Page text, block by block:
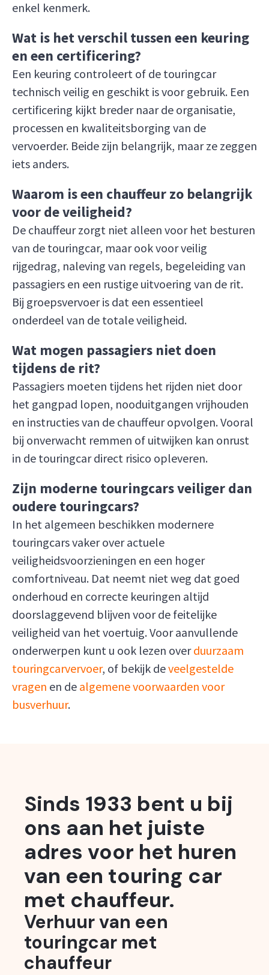
enkel kenmerk.
Wat is het verschil tussen een keuring
en een certificering?
Een keuring controleert of de touringcar
technisch veilig en geschikt is voor gebruik. Een
certificering kijkt breder naar de organisatie,
processen en kwaliteitsborging van de
vervoerder. Beide zijn belangrijk, maar ze zeggen
iets anders.
Waarom is een chauffeur zo belangrijk
voor de veiligheid?
De chauffeur zorgt niet alleen voor het besturen
van de touringcar, maar ook voor veilig
rijgedrag, naleving van regels, begeleiding van
passagiers en een rustige uitvoering van de rit.
Bij groepsvervoer is dat een essentieel
onderdeel van de totale veiligheid.
Wat mogen passagiers niet doen
tijdens de rit?
Passagiers moeten tijdens het rijden niet door
het gangpad lopen, nooduitgangen vrijhouden
en instructies van de chauffeur opvolgen. Vooral
bij onverwacht remmen of uitwijken kan onrust
in de touringcar direct risico opleveren.
Zijn moderne touringcars veiliger dan
oudere touringcars?
In het algemeen beschikken modernere
touringcars vaker over actuele
veiligheidsvoorzieningen en een hoger
comfortniveau. Dat neemt niet weg dat goed
onderhoud en correcte keuringen altijd
doorslaggevend blijven voor de feitelijke
veiligheid van het voertuig. Voor aanvullende
onderwerpen kunt u ook lezen overduurzaam
touringcarvervoer, of bekijk deveelgestelde
vragen en de algemene voorwaarden voor
busverhuur.
Sinds 1933 bent u bij
ons aan het juiste
adres voor het huren
van een touring car
met chauffeur.
Verhuur van een
touringcar met
chauffeur